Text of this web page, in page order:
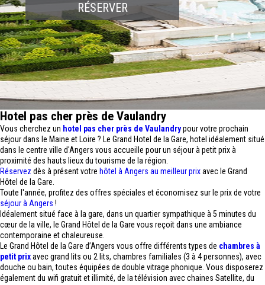
RÉSERVER
Hotel pas cher près de Vaulandry
Vous cherchez un hotel pas cher près de Vaulandrypour votre prochain
séjour dans le Maine et Loire ? Le Grand Hotel de la Gare, hotel idéalement situé
dans le centre ville d'Angers vous accueille pour un séjour à petit prix à
proximité des hauts lieux du tourisme de la région.
Réservez dès à présent votre hôtel à Angers au meilleur prixavec le Grand
Hôtel de la Gare.
Toute l'année, profitez des offres spéciales et économisez sur le prix de votre
séjour à Angers !
Idéalement situé face à la gare, dans un quartier sympathique à 5 minutes du
cœur de la ville, le Grand Hôtel de la Gare vous reçoit dans une ambiance
contemporaine et chaleureuse.
Le Grand Hôtel de la Gare d’Angers vous offre différents types de chambres à
petit prixavec grand lits ou 2 lits, chambres familiales (3 à 4 personnes), avec
douche ou bain, toutes équipées de double vitrage phonique. Vous disposerez
également du wifi gratuit et illimité, de la télévision avec chaines Satellite, du